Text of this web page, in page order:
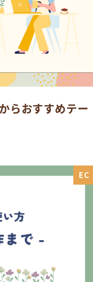
らおすすめテー
EC